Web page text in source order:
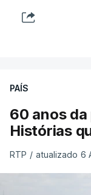
PAÍS
60 anos
Histórias
RTP / atualizado 6